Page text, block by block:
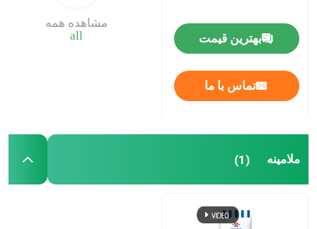
بهترین قیمت
تماس با ما
all
مشاهده همه
ملامینه (1)